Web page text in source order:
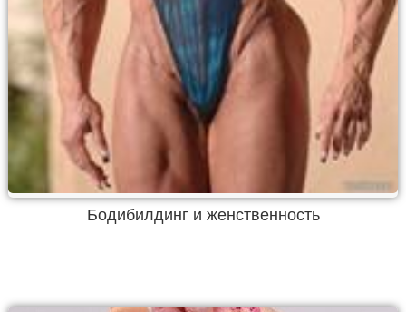
Бодибилдинг и женственность